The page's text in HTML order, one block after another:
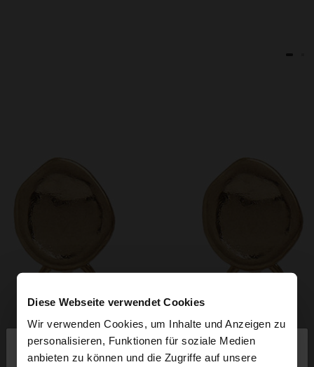
Diese Webseite verwendet Cookies
Wir verwenden Cookies, um Inhalte und Anzeigen zu
personalisieren, Funktionen für soziale Medien
anbieten zu können und die Zugriffe auf unsere
hallo